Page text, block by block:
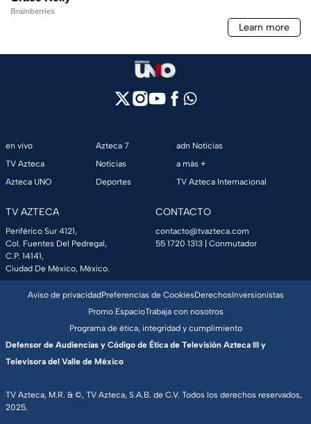
en vivo
TV Azteca
Azteca UNO
Azteca 7
Noticias
Deportes
adn Noticias
a más +
TV Azteca Internacional
TV AZTECA
Periférico Sur 4121,
Col. Fuentes Del Pedregal,
C.P. 14141,
Ciudad De México, México.
CONTACTO
contacto@tvazteca.com
55 1720 1313 | Conmutador
TV Azteca, M.R. & ©, TV Azteca, S.A.B. de C.V. Todos los derechos reservados,
2025.
Aviso de privacidadPreferencias de CookiesDerechosInversionistas
Promo EspacioTrabaja con nosotros
Programa de ética, integridad y cumplimiento
Defensor de Audiencias y Código de Ética de Televisión Azteca III y
Televisora del Valle de México